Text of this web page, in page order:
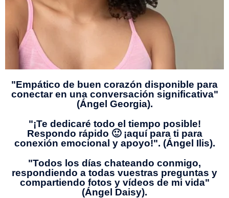
"Empático de buen corazón disponible para
conectar en una conversación significativa"
(Ángel Georgia).
"¡Te dedicaré todo el tiempo posible!
Respondo rápido 🙂 ¡aquí para ti para
conexión emocional y apoyo!". (Ángel Ilis).
"Todos los días chateando conmigo,
respondiendo a todas vuestras preguntas y
compartiendo fotos y vídeos de mi vida"
(Ángel Daisy).